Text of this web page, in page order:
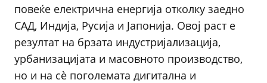
повеќе електрична енергија отколку заедно
САД, Индија, Русија и Јапонија. Овој раст е
резултат на брзата индустријализација,
урбанизацијата и масовното производство,
но и на сè поголемата дигитална и